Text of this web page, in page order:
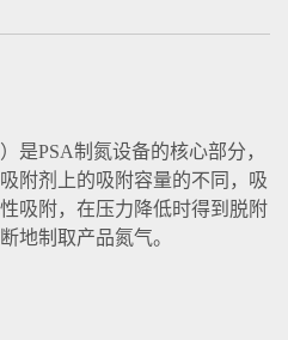
是PSA制氮设备的核心部分，
附剂上的吸附容量的不同，吸
吸附，在压力降低时得到脱附
地制取产品氮气。